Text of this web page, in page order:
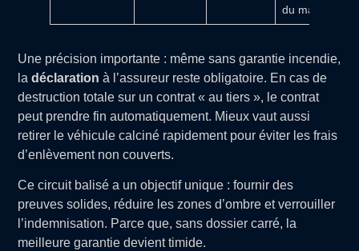
du marché
Une précision importante : même sans garantie incendie,
ladéclaration à l’assureur reste obligatoire. En cas de
destruction totale sur un contrat « au tiers », le contrat
peut prendre fin automatiquement. Mieux vaut aussi
retirer le véhicule calciné rapidement pour éviter les frais
d’enlèvement non couverts.
Ce circuit balisé a un objectif unique : fournir des
preuves solides, réduire les zones d’ombre et verrouiller
l’indemnisation. Parce que, sans dossier carré, la
meilleure garantie devient timide.